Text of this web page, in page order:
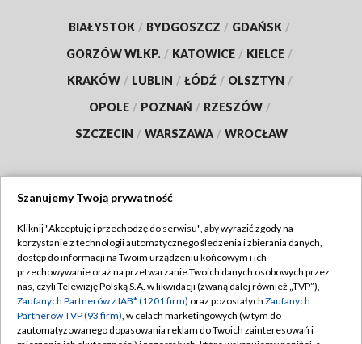
BIAŁYSTOK / BYDGOSZCZ / GDAŃSK /
GORZÓW WLKP. / KATOWICE / KIELCE /
KRAKÓW / LUBLIN / ŁÓDŹ / OLSZTYN /
OPOLE / POZNAŃ / RZESZÓW /
SZCZECIN / WARSZAWA / WROCŁAW
TVP
Abonament TVP
Emisja w TVP
Centrum informacji TVP
Regulamin TVP
Polityka prywatności
Moje zgody
Szanujemy Twoją prywatność
Kliknij "Akceptuję i przechodzę do serwisu", aby wyrazić zgody na
korzystanie z technologii automatycznego śledzenia i zbierania danych,
dostęp do informacji na Twoim urządzeniu końcowym i ich
przechowywanie oraz na przetwarzanie Twoich danych osobowych przez
nas, czyli Telewizję Polską S.A. w likwidacji (zwaną dalej również „TVP”),
Zaufanych Partnerów z IAB* (1201 firm) oraz pozostałych Zaufanych
Partnerów TVP (93 firm), w celach marketingowych (w tym do
zautomatyzowanego dopasowania reklam do Twoich zainteresowań i